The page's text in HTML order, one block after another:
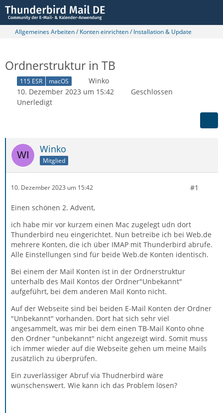
Allgemeines Arbeiten / Konten einrichten / Installation & Update
Ordnerstruktur in TB
115 ESR macOS
Winko
10. Dezember 2023 um 15:42
Geschlossen
Unerledigt
Winko
Mitglied
10. Dezember 2023 um 15:42 #1
Einen schönen 2. Advent,
ich habe mir vor kurzem einen Mac zugelegt udn dort
Thunderbird neu eingerichtet. Nun betreibe ich bei Web.de
mehrere Konten, die ich über IMAP mit Thunderbird abrufe.
Alle Einstellungen sind für beide Web.de Konten identisch.
Bei einem der Mail Konten ist in der Ordnerstruktur
unterhalb des Mail Kontos der Ordner"Unbekannt"
aufgeführt, bei dem anderen Mail Konto nicht.
Auf der Webseite sind bei beiden E-Mail Konten der Ordner
"Unbekannt" vorhanden. Dort hat sich sehr viel
angesammelt, was mir bei dem einen TB-Mail Konto ohne
den Ordner "unbekannt" nicht angezeigt wird. Somit muss
ich immer wieder auf die Webseite gehen um meine Mails
zusätzlich zu überprüfen.
Ein zuverlässiger Abruf via Thudnerbird wäre
wünschenswert. Wie kann ich das Problem lösen?